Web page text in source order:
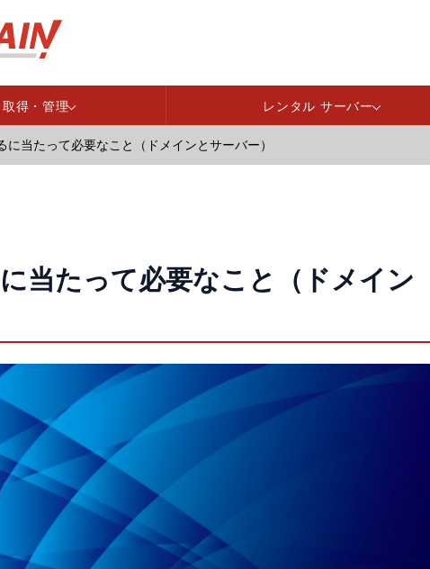
取得・管理 レンタル サーバー
に当たって必要なこと（ドメインとサーバー）
当たって必要なこと（ドメイン